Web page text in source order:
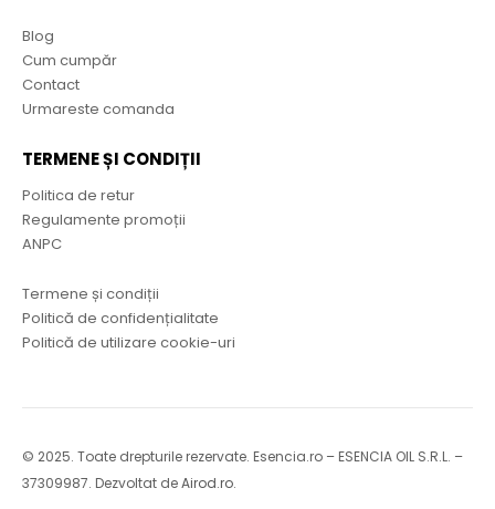
Blog
Cum cumpăr
Contact
Urmareste comanda
TERMENE ȘI CONDIȚII
Politica de retur
Regulamente promoții
ANPC
Termene și condiții
Politică de confidențialitate
Politică de utilizare cookie-uri
© 2025. Toate drepturile rezervate. Esencia.ro – ESENCIA OIL S.R.L. –
37309987. Dezvoltat deAirod.ro.